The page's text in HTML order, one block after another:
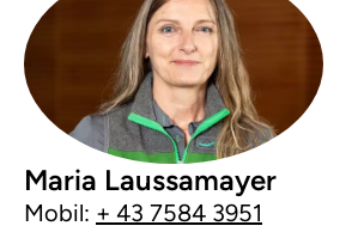
Maria Laussamayer
Mobil: + 43 7584 3951